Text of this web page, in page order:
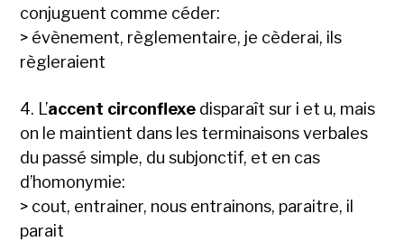
conjuguent comme céder:
> évènement, règlementaire, je cèderai, ils
règleraient
4. L’accent circonflexe disparaît sur i et u, mais
on le maintient dans les terminaisons verbales
du passé simple, du subjonctif, et en cas
d’homonymie:
> cout, entrainer, nous entrainons, paraitre, il
parait